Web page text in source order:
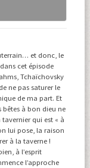
et donc, le
cet épisode
Tchaïchovsky
ne pas saturer le
de ma part. Et
bêtes à bon dieu ne
qui est « à
lui pose, la raison
à la taverne !
à l’esprit
l’approche